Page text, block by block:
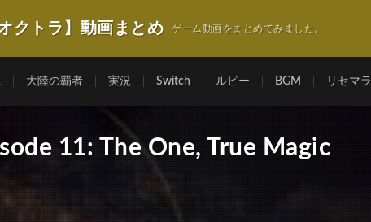
クトラ】動画まとめ ゲーム動画をまとめてみました。
大陸の覇者 実況 Switch ルビー BGM リセマラ
11: The One, True Magic